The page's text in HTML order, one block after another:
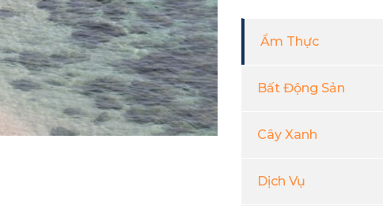
Ẩm Thực
Bất Động Sản
Cây Xanh
Dịch Vụ